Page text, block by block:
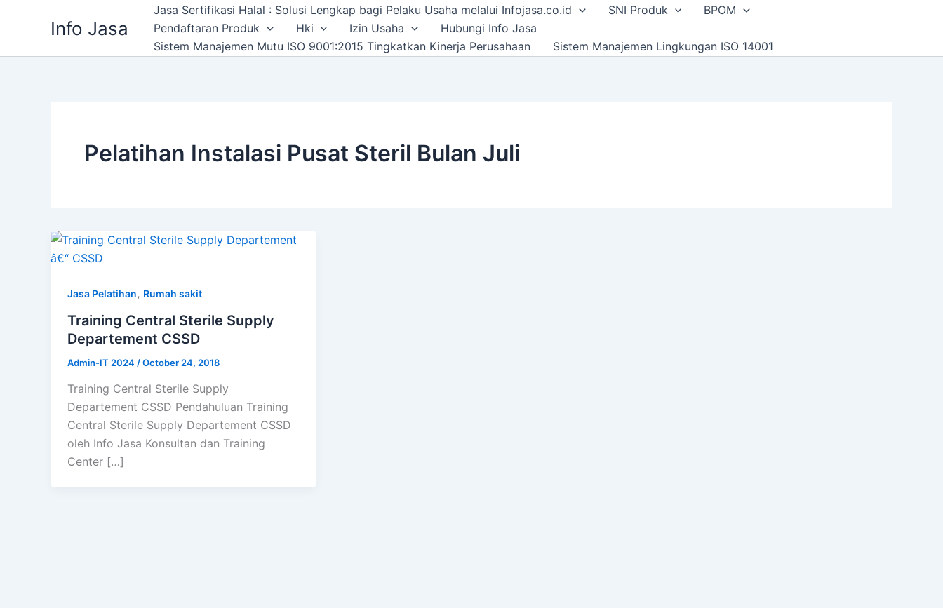
Info Jasa
Jasa Sertifikasi Halal : Solusi Lengkap bagi Pelaku Usaha melalui Infojasa.co.id SNI Produk
BPOM
Pendaftaran Produk
Hki Izin Usaha
Hubungi Info Jasa
Sistem Manajemen Mutu ISO 9001:2015 Tingkatkan Kinerja Perusahaan
Sistem Manajemen Lingkungan ISO 14001
Pelatihan Instalasi Pusat Steril Bulan Juli
Jasa Pelatihan, Rumah sakit
Training Central Sterile Supply
Departement CSSD
Admin-IT 2024 /October 24, 2018
Training Central Sterile Supply
Departement CSSD Pendahuluan Training
Central Sterile Supply Departement CSSD
oleh Info Jasa Konsultan dan Training
Center […]